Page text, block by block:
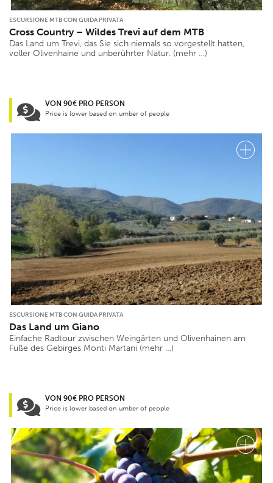
ESCURSIONE MTB CON GUIDA PRIVATA
Cross Country – Wildes Trevi auf dem MTB
Das Land um Trevi, das Sie sich niemals so vorgestellt hatten,
voller Olivenhaine und unberührter Natur. (mehr …)
VON 90€ PRO PERSON
Price is lower based on umber of people
ESCURSIONE MTB CON GUIDA PRIVATA
Das Land um Giano
Einfache Radtour zwischen Weingärten und Olivenhainen am
Fuße des Gebirges Monti Martani (mehr …)
VON 90€ PRO PERSON
Price is lower based on umber of people